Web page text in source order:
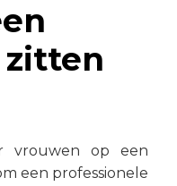
zitten
vrouwen op een
een professionele